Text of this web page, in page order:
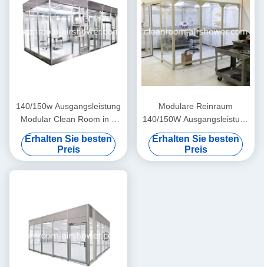
140/150w Ausgangsleistung
Modular Clean Room in 8
Farben Nummer für die
Herstellung von
Medizinprodukten
Erhalten Sie besten
Preis
Modulare Reinraum
140/150W Ausgangsleistung
220V Stromanschluss für
Standards und Leistung
Erhalten Sie besten
Preis